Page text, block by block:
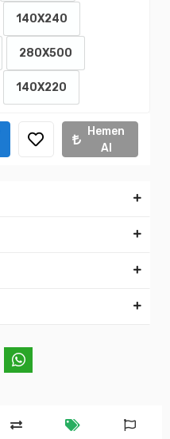
140X240
280X500
140X220
Hemen
Al